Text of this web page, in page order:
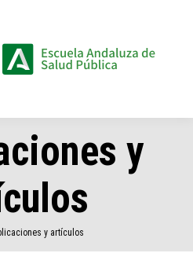
y
y artículos